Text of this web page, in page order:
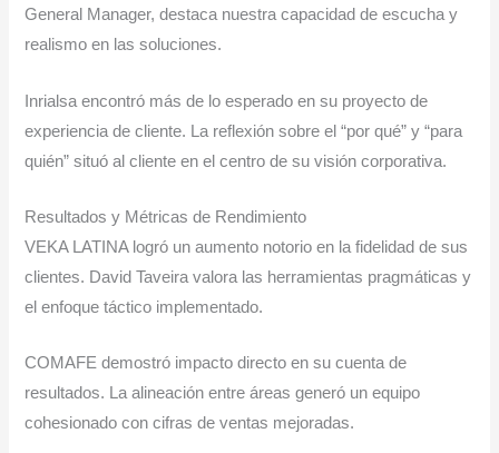
General Manager, destaca nuestra capacidad de escucha y
realismo en las soluciones.
Inrialsa encontró más de lo esperado en su proyecto de
experiencia de cliente. La reflexión sobre el “por qué” y “para
quién” situó al cliente en el centro de su visión corporativa.
Resultados y Métricas de Rendimiento
VEKA LATINA logró un aumento notorio en la fidelidad de sus
clientes. David Taveira valora las herramientas pragmáticas y
el enfoque táctico implementado.
COMAFE demostró impacto directo en su cuenta de
resultados. La alineación entre áreas generó un equipo
cohesionado con cifras de ventas mejoradas.